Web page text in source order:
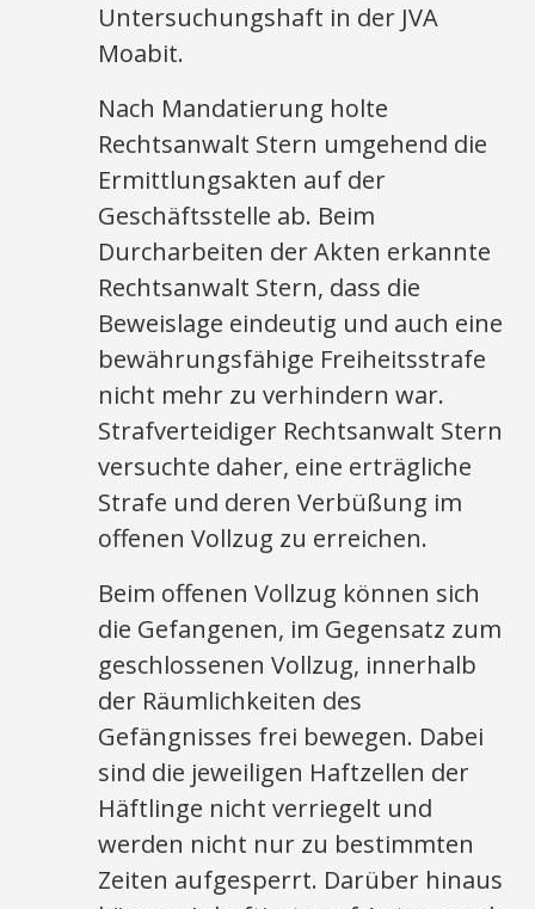
Untersuchungshaft in der JVA
Moabit.
Nach Mandatierung holte
Rechtsanwalt Stern umgehend die
Ermittlungsakten auf der
Geschäftsstelle ab. Beim
Durcharbeiten der Akten erkannte
Rechtsanwalt Stern, dass die
Beweislage eindeutig und auch eine
bewährungsfähige Freiheitsstrafe
nicht mehr zu verhindern war.
Strafverteidiger Rechtsanwalt Stern
versuchte daher, eine erträgliche
Strafe und deren Verbüßung im
offenen Vollzug zu erreichen.
Beim offenen Vollzug können sich
die Gefangenen, im Gegensatz zum
geschlossenen Vollzug, innerhalb
der Räumlichkeiten des
Gefängnisses frei bewegen. Dabei
sind die jeweiligen Haftzellen der
Häftlinge nicht verriegelt und
werden nicht nur zu bestimmten
Zeiten aufgesperrt. Darüber hinaus